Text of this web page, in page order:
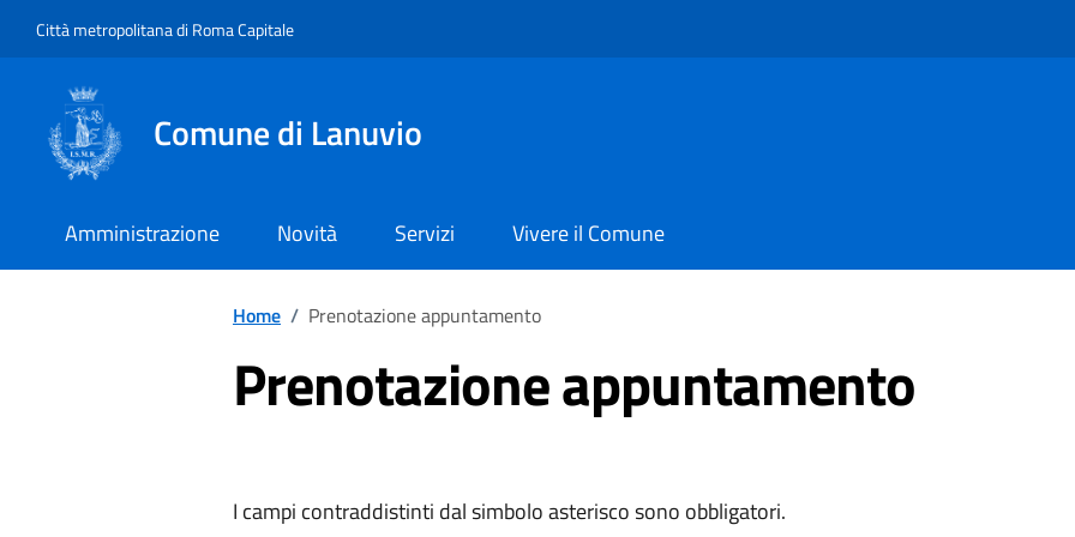
Città metropolitana di Roma Capitale
Comune di Lanuvio
Amministrazione Novità Servizi Vivere il Comune
Home / Prenotazione appuntamento
Prenotazione appuntamento
I campi contraddistinti dal simbolo asterisco sono obbligatori.